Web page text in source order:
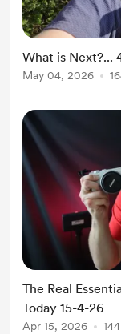
What is Next?...
May 04, 2026
The Real
Today 15-4-26
Apr 15, 2026